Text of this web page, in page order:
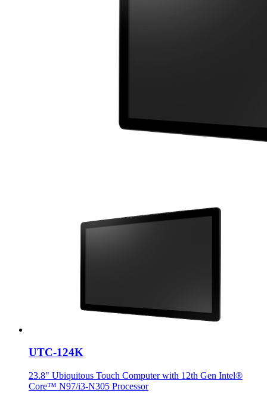
UTC-124K
23.8" Ubiquitous Touch Computer with 12th Gen Intel®
Core™ N97/i3-N305 Processor